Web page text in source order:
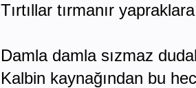
Tırtıllar tırmanır yapraklara
Damla damla sızmaz
Kalbin kaynağından bu